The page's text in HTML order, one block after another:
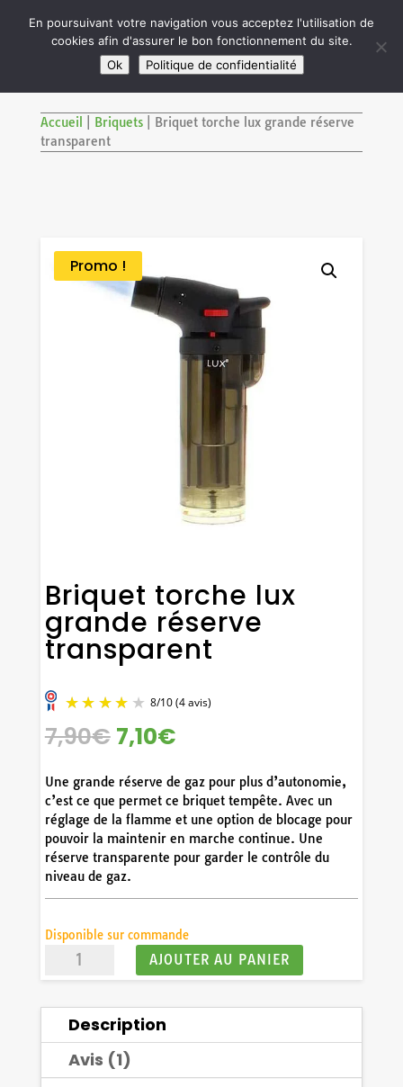

SITE RÉSERVÉ AUX ADULTES DE PLUS DE 18 ANS
Accueil Briquets| Briquet torche lux grande réserve
transparent
Promo !
Briquet torche lux
grande réserve
transparent
8/ 10(4 avis)
7,90€ LE
PRIX
INITIAL
ÉTAIT :
7,90€.
7,10€LE
ACTUEL
EST :
7,10€.
Une grande réserve de gaz pour plus d’autonomie,
c’est ce que permet ce briquet tempête. Avec un
réglage de la flamme et une option de blocage pour
pouvoir la maintenir en marche continue. Une
réserve transparente pour garder le contrôle du
niveau de gaz.
Disponible sur commande
quantité
torche
grande
réserve
AJOUTER AU PANIER
Description
Avis (1)
En poursuivant votre navigation vous acceptez l'utilisation de
cookies afin d'assurer le bon fonctionnement du site.
Ok
Politique de confidentialité